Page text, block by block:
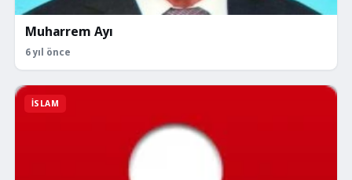
Muharrem Ayı
6 yıl önce
İSLAM